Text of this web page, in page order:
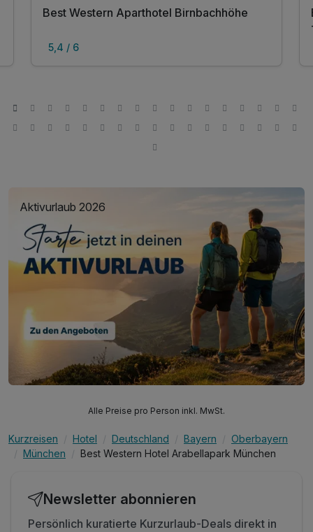
Best Western Aparthotel Birnbachhöhe
5,4 / 6
Aktivurlaub 2026
Alle Preise pro Person inkl. MwSt.
Kurzreisen Hotel Deutschland Bayern
Oberbayern
München
Best Western Hotel Arabellapark München
Newsletter abonnieren
Persönlich kuratierte Kurzurlaub-Deals direkt in